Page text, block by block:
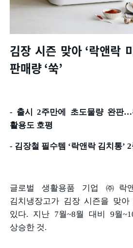
김장 시즌 맞아‘락앤락
판매량‘쑥’
- 출시 2주만에 초도물량 완판…
활용도 호평
- 김장철 필수템 ‘락앤락 김치통’ 2
글로벌 생활용품 기업 ㈜락
김치냉장고가 김장 시즌을 맞
있다. 지난 7월~8월 대비 9월
상승한 것.